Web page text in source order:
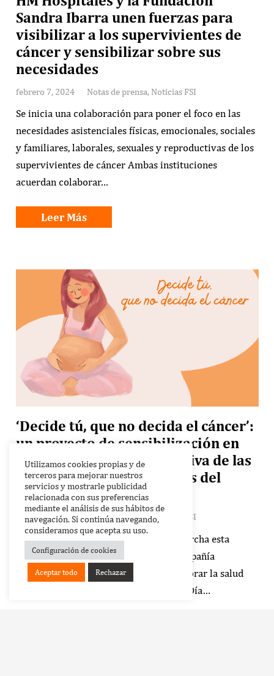
Sandra Ibarra unen fuerzas para
visibilizar a los supervivientes de
cáncer y sensibilizar sobre sus
necesidades
febrero 7, 2024 Notas de prensa, Noticias FSI
Se inicia una colaboración para poner el foco en las
necesidades asistenciales físicas, emocionales, sociales
y familiares, laborales, sexuales y reproductivas de los
supervivientes de cáncer Ambas instituciones
acuerdan colaborar…
Leer Más
‘Decide tú, que no decida el cáncer’:
un proyecto de sensibilización en
torno a la salud reproductiva de las
mujeres durante y después del
cáncer
febrero 2, 2024 Notas de prensa,Noticias FSI
La Fundación Sandra Ibarra pone en marcha esta
iniciativa con la colaboración de la compañía
farmacéutica Organon, enfocada en mejorar la salud
integral de las mujeres Con motivo del Día…
Utilizamos cookies propias y de
terceros para mejorar nuestros
servicios y mostrarle publicidad
relacionada con sus preferencias
mediante el análisis de sus hábitos de
navegación. Si continúa navegando,
consideramos que acepta su uso.
Configuración de cookies
Aceptar todo Rechazar